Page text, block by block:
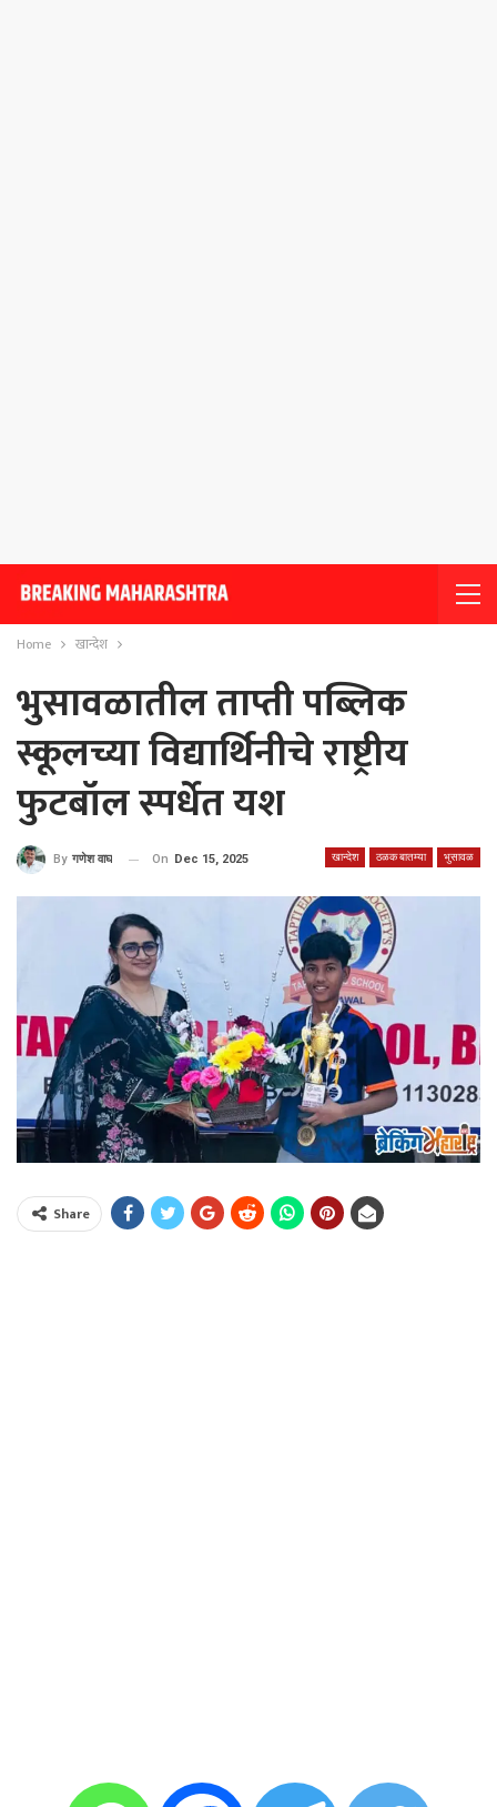
Home खान्देश
भुसावळातील ताप्ती पब्लिक
स्कूलच्या विद्यार्थिनीचे राष्ट्रीय
फुटबॉल स्पर्धेत यश
खान्देश ठळक बातम्या भुसावळ
By गणेश वाघ On Dec 15, 2025
Share